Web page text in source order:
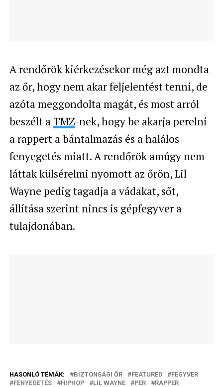
A rendőrök kiérkezésekor még azt mondta
az őr, hogy nem akar feljelentést tenni, de
azóta meggondolta magát, és most arról
beszélt a TMZ-nek, hogy be akarja perelni
a rappert a bántalmazás és a halálos
fenyegetés miatt. A rendőrök amúgy nem
láttak külsérelmi nyomott az őrön, Lil
Wayne pedig tagadja a vádakat, sőt,
állítása szerint nincs is gépfegyver a
tulajdonában.
HASONLÓ TÉMÁK: BIZTONSÁGI ŐR FEATURED
FEGYVER
FENYEGETÉS
HIPHOP LIL WAYNE PER RAPPER